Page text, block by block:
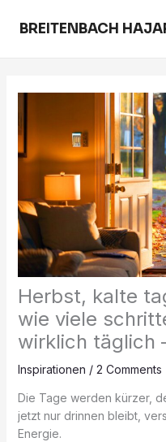
BREITENBACH
Herbst, kalte
wie viele
wirklich täglich
Inspirationen / 2 Comments
Die Tage werden kürzer,
jetzt nur drinnen bleibt,
Energie.